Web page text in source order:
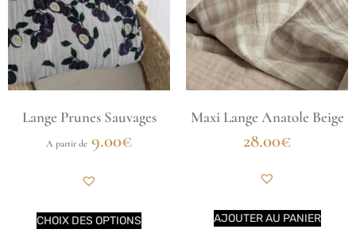
Lange Prunes Sauvages
A partir de 9.00€
CHOIX DES OPTIONS
Maxi Lange Anatole Beige
28.00€
AJOUTER AU PANIER